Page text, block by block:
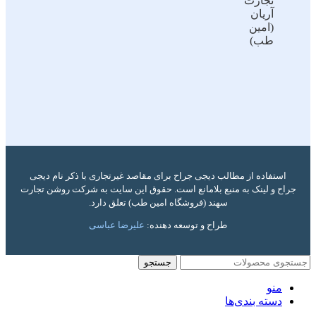
آریان
(امین
طب)
استفاده از مطالب دیجی جراح برای مقاصد غیرتجاری با ذکر نام دیجی
جراح و لینک به منبع بلامانع است. حقوق این سایت به شرکت روشن تجارت
سهند (فروشگاه امین طب) تعلق دارد.
طراح و توسعه دهنده: علیرضا عباسی
جستجو
منو
دسته بندی‌ها